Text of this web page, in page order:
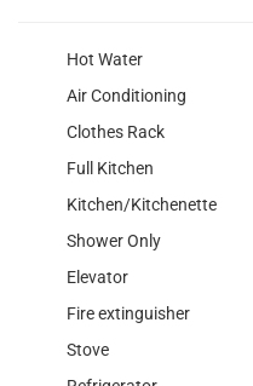
Hot Water
Air Conditioning
Clothes Rack
Full Kitchen
Kitchen/Kitchenette
Shower Only
Elevator
Fire extinguisher
Stove